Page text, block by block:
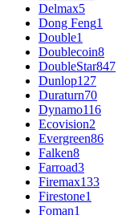
Delmax5
Dong Feng1
Double1
Doublecoin8
DoubleStar847
Dunlop127
Duraturn70
Dynamo116
Ecovision2
Evergreen86
Falken8
Farroad3
Firemax133
Firestone1
Foman1